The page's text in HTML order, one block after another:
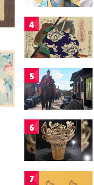
4
5
6
7